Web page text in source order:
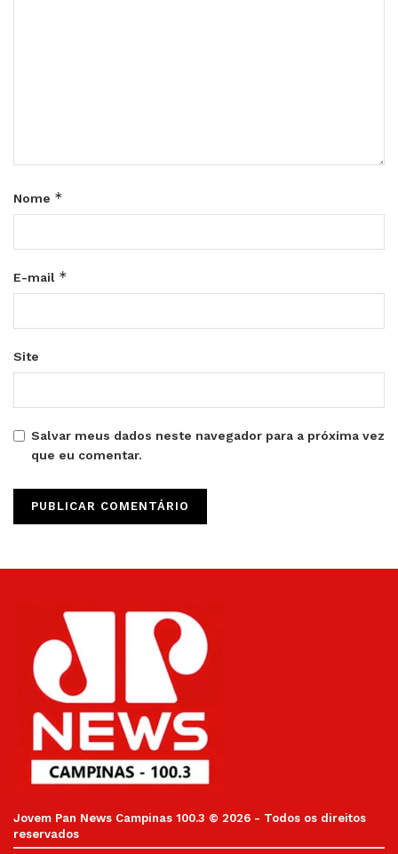
Nome *
E-mail *
Site
Salvar meus dados neste navegador para a próxima vez
que eu comentar.
Jovem Pan News Campinas 100.3 © 2026 - Todos os direitos
reservados